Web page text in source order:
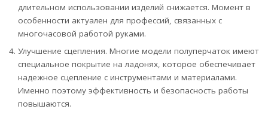
длительном использовании изделий снижается. Момент в
особенности актуален для профессий, связанных с
многочасовой работой руками.
Улучшение сцепления. Многие модели полуперчаток имеют
специальное покрытие на ладонях, которое обеспечивает
надежное сцепление с инструментами и материалами.
Именно поэтому эффективность и безопасность работы
повышаются.